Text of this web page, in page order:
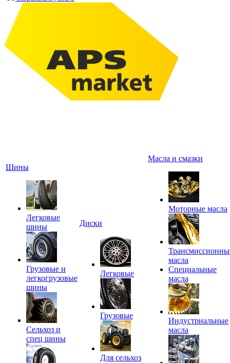
Шины
Легковые
шины
Грузовые и
легкогрузовые
шины
Сельхоз и
спец шины
Диски
Легковые
Грузовые
Для сельхоз
Масла и смазки
Моторные масла
масла
Специальные
масла
Индустриальные
масла